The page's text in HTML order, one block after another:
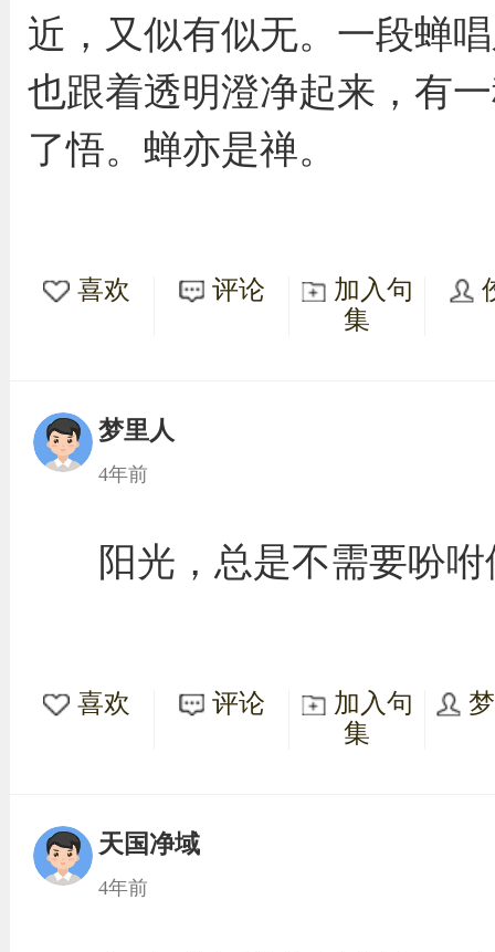
近，又似有似无。一段蝉
也跟着透明澄净起来，有
了悟。蝉亦是禅。
喜欢 评论
加入句
集
梦里人
4年前
阳光，总是不需要吩
喜欢 评论
加入句
集
天国净域
4年前